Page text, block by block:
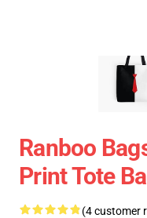
Ranboo
Print Tote
(4 customer